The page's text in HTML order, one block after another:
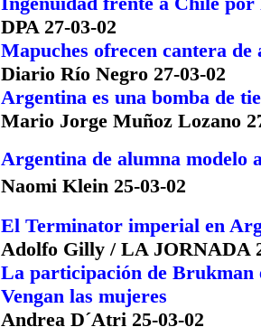
DPA 27-03-02
Mapuches ofrecen cantera
Diario Río Negro 27-03-02
Argentina es una bomba de
Mario Jorge Muñoz Lozano
Argentina de alumna modelo
Naomi Klein 25-03-02
El Terminator imperial en
Adolfo Gilly / LA JORNADA
La participación de Brukman
Vengan las mujeres
Andrea D´Atri 25-03-02